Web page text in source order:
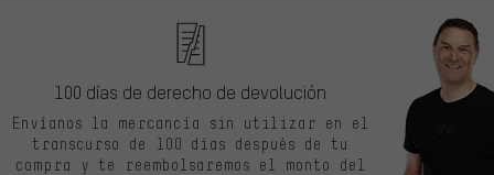
100 días de derecho de devolución
Envíanos la mercancía sin utilizar en el
transcurso de 100 días después de tu
compra y te reembolsaremos el monto del